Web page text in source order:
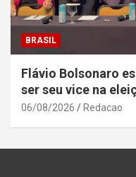
BRASIL
Flávio Bolsonaro
ser seu vice na
06/08/2026 Redacao